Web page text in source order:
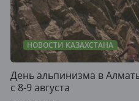
НОВОСТИ КАЗАХСТАНА
День альпинизма в
с 8-9 августа